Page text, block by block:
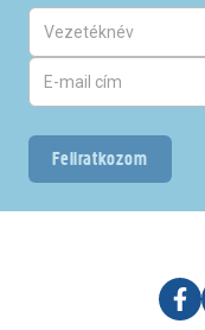
Feliratkozom